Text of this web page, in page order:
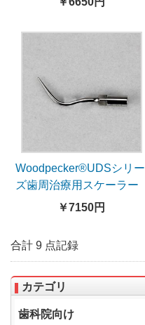
Woodpecker®UDSシリー
ズ歯周治療用スケーラー
チップP4（EMSと交換、
￥7150円
合計 9 点記録
カテゴリ
歯科院向け